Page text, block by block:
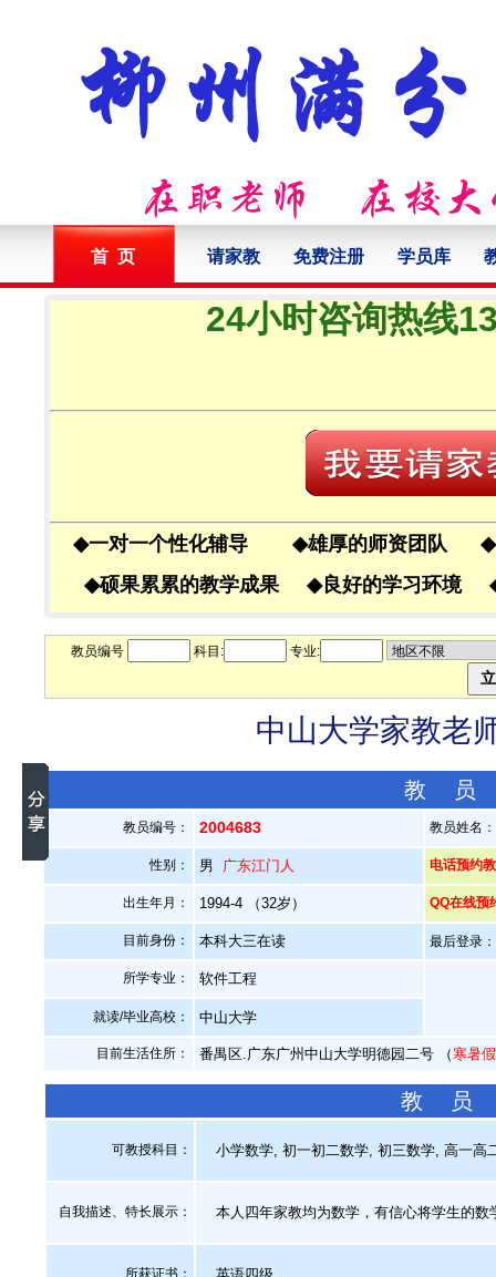
首 页 请家教 免费注册 学员库
24小时咨询热线
◆一对一个性化辅导 ◆雄厚的师资团队 ◆
◆硕果累累的教学成果 ◆良好的学习环境
教员编号 科目: 专业:
中山大学家教老
教
教员编号： 2004683 教员姓名
性别： 男 广东江门人 电话预约
出生年月： 1994-4 （32岁） QQ在线预
目前身份： 本科大三在读 最后登录
所学专业： 软件工程
就读/毕业高校： 中山大学
目前生活住所： 番禺区.广东广州中山大学明德园二号 （寒暑
教 员
可教授科目： 小学数学, 初一初二数学, 初三数学, 高一高
自我描述、特长展示 ： 本人四年家教均为数学，有信心将学生的数
所获证书 ：